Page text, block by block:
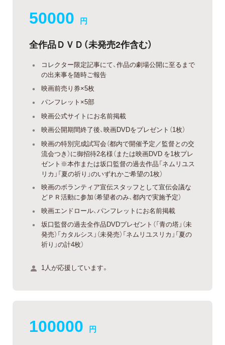
50000 円
全作品ＤＶＤ（未発売2作含む）
コレクター限定記事にて、作品の劇場公開に至るまで
の出来事を随時ご報告
映画前売り券×5枚
パンフレット×5部
映画公式サイトにお名前掲載
映画公開期間終了後、映画DVDをプレゼント（1枚）
映画の特別完成試写会（都内で開催予定／監督との交
流会つき）に御招待2名様（または映画DVD を1枚プレ
ゼント※本作または坂口監督の過去作品「ネムリユス
リカ」「夏の祈り」のいずれかご希望の1枚）
映画のボランティア宣伝スタッフとして宣伝会議な
どＰＲ活動に参加（希望者のみ、都内で実施予定）
映画エンドロール、パンフレットにお名前掲載
坂口監督の過去全作品DVDプレゼント（「青の塔」（未
発売）「カタルシス」（未発売）「ネムリユスリカ」「夏の
祈り」の計4枚）
1人が応援しています。
100000 円